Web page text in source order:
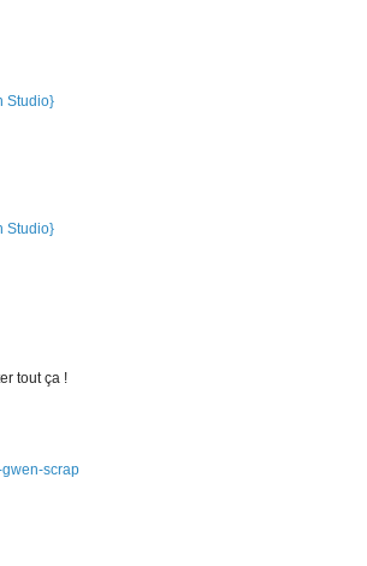
tout ça !
scrap